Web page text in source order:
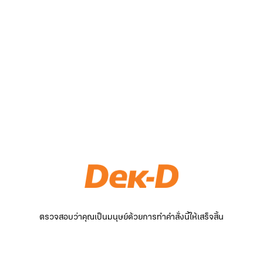
ตรวจสอบว่าคุณเป็นมนุษย์ด้วยการทำคำสั่งนี้ให้เสร็จสิ้น